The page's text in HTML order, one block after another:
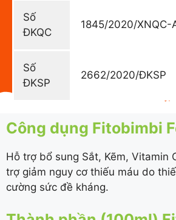
Số
ĐKQC
1845/2020/XNQC-
Số
ĐKSP
2662/2020/ĐKSP
Công dụng Fitobimbi
Hỗ trợ bổ sung Sắt, Kẽm, Vitamin
trợ giảm nguy cơ thiếu máu do
cường sức đề kháng.